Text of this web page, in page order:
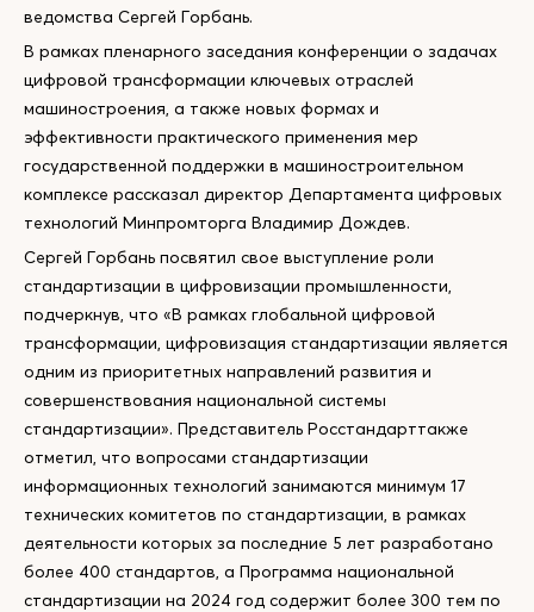
ведомства Сергей Горбань.
В рамках пленарного заседания конференции о задачах
цифровой трансформации ключевых отраслей
машиностроения, а также новых формах и
эффективности практического применения мер
государственной поддержки в машиностроительном
комплексе рассказал директор Департамента цифровых
технологий Минпромторга Владимир Дождев.
Сергей Горбань посвятил свое выступление роли
стандартизации в цифровизации промышленности,
подчеркнув, что «В рамках глобальной цифровой
трансформации, цифровизация стандартизации является
одним из приоритетных направлений развития и
совершенствования национальной системы
стандартизации». Представитель Росстандарттакже
отметил, что вопросами стандартизации
информационных технологий занимаются минимум 17
технических комитетов по стандартизации, в рамках
деятельности которых за последние 5 лет разработано
более 400 стандартов, а Программа национальной
стандартизации на 2024 год содержит более 300 тем по